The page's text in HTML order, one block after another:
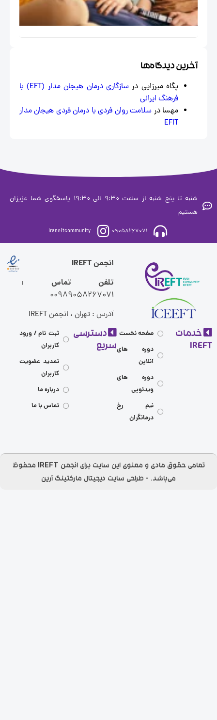
اجتماعی
ایران
دیدگاه‌ها
پگاه میرزاییدر
سازگاری درمان هیجان‌ مدار (EFT) با
فرهنگ ایرانی
مهسادرسلامت روان فردی با درمان فردی هیجان مدار
شنبه تا پنج شنبه از ساعت 9:30 الی 19:30 پاسخگوی شما عزیزان
09058267071
iraneftcommunity
تلفن تماس :
00989058267071
آدرس : تهران ، انجمن IREFT
صفحه نخست
دوره های
دوره های
ویدئویی
نیم رخ
درمانگران
دسترسی
سریع
ثبت نام / ورود
تمدید عضویت
درباره ما
تماس با ما
تمامی حقوق مادی و معنوی این سایت برای انجمن IREFT محفوظ
می‌باشد.​ - طراحی سایتدیجیتال مارکتینگ آرین